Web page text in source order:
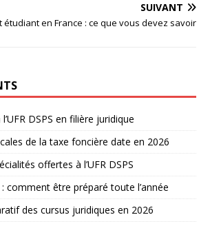
SUIVANT
étudiant en France : ce que vous devez savoir
DSPS en filière juridique
de la taxe foncière date en 2026
offertes à l’UFR DSPS
comment être préparé toute l’année
des cursus juridiques en 2026